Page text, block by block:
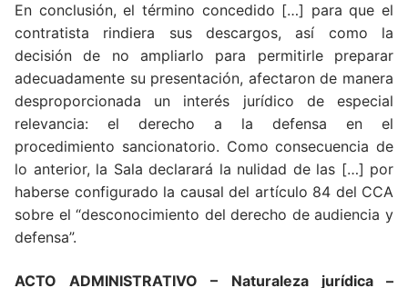
En conclusión, el término concedido […] para que el
contratista rindiera sus descargos, así como la
decisión de no ampliarlo para permitirle preparar
adecuadamente su presentación, afectaron de manera
desproporcionada un interés jurídico de especial
relevancia: el derecho a la defensa en el
procedimiento sancionatorio. Como consecuencia de
lo anterior, la Sala declarará la nulidad de las […] por
haberse configurado la causal del artículo 84 del CCA
sobre el “desconocimiento del derecho de audiencia y
defensa”.
ACTO ADMINISTRATIVO – Naturaleza jurídica –